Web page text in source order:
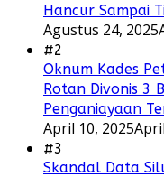
Hancur Sampai
Agustus 24, 2025
#2
Oknum Kades
Rotan Divonis 3
Penganiayaan
April 10, 2025
#3
Skandal Data